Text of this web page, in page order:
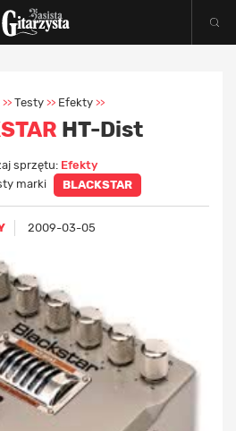
>> Testy >> Efekty >>
HT-Dist
sprzętu: Efekty
marki
BLACKSTAR
2009-03-05